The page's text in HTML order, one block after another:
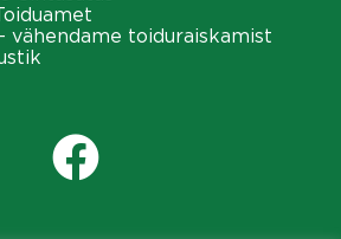
vähendame toiduraiskamist